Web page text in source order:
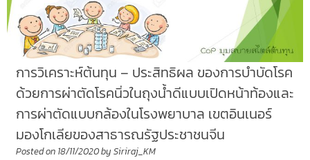
การวิเคราะห์ต้นทุน – ประสิทธิผล ของการบำบัดโรค
ด้วยการผ่าตัดโรคนิ่วในถุงน้ำดีแบบเปิดหน้าท้องและ
การผ่าตัดแบบกล้องในโรงพยาบาล เขตอินเนอร์
มองโกเลียของสาธารณรัฐประชาชนจีน
Posted on 18/11/2020by Siriraj_KM